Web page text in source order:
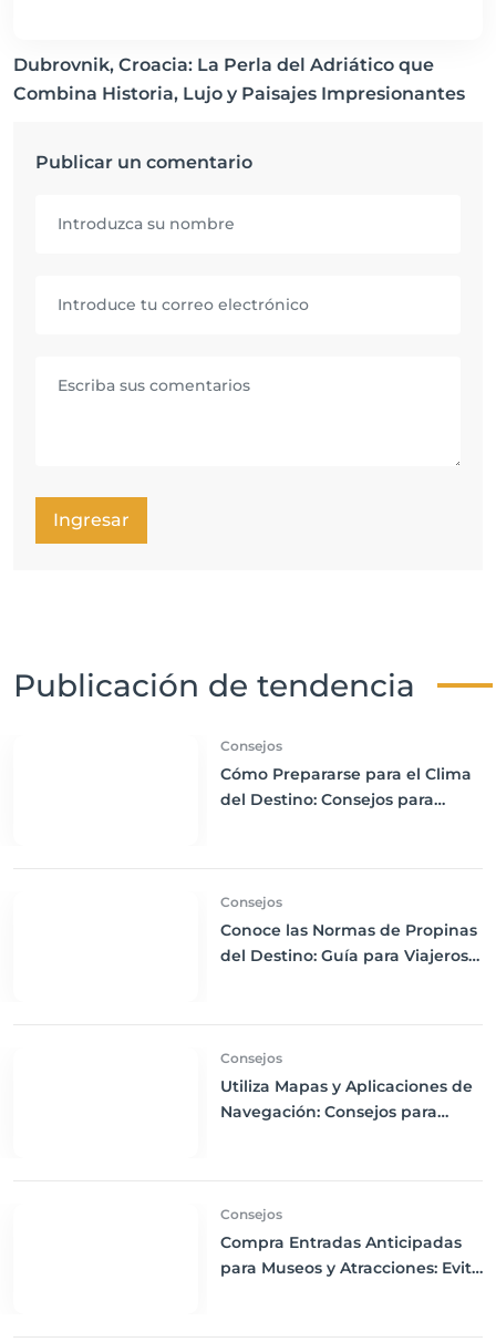
Dubrovnik, Croacia: La Perla del Adriático que
Combina Historia, Lujo y Paisajes Impresionantes
Publicar un comentario
Ingresar
Publicación de tendencia
Consejos
Cómo Prepararse para el Clima
del Destino: Consejos para
Consejos
Conoce las Normas de Propinas
del Destino: Guía para Viajeros
Consejos
Utiliza Mapas y Aplicaciones de
Navegación: Consejos para
Consejos
Compra Entradas Anticipadas
para Museos y Atracciones: Evita